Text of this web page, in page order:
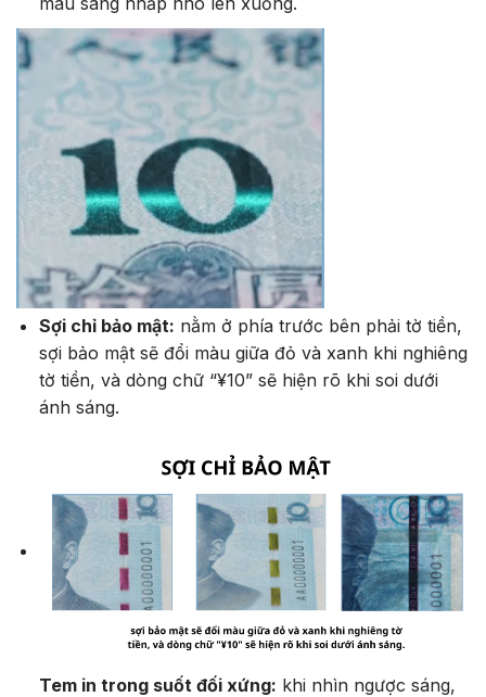
Sợi chỉ bảo mật: nằm ở phía trước bên phải tờ tiền,
sợi bảo mật sẽ đổi màu giữa đỏ và xanh khi nghiêng
tờ tiền, và dòng chữ “¥10” sẽ hiện rõ khi soi dưới
ánh sáng.
Tem in trong suốt đối xứng: khi nhìn ngược sáng,